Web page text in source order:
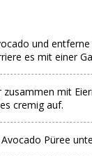
und
es mit einer
zusammen mit
cremig auf.
Püree